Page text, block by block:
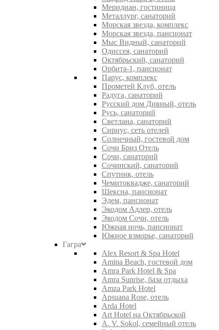
Меридиан, гостиница
Металлург, санаторий
Морская звезда, комплекс
Морская звезда, пансионат
Мыс Видный, санаторий
Одиссея, санаторий
Октябрьский, санаторий
Орбита-1, пансионат
Парус, комплекс
Прометей Клуб, отель
Радуга, санаторий
Русский дом Дивный, отель
Русь, санаторий
Светлана, санаторий
Сириус, сеть отелей
Солнечный, гостевой дом
Сочи Бриз Отель
Сочи, санаторий
Сочинский, санаторий
Спутник, отель
Чемитоквадже, санаторий
Шексна, пансионат
Эдем, пансионат
Экодом Адлер, отель
Экодом Сочи, отель
Южная ночь, пансионат
Южное взморье, санаторий
Гагра
Alex Resort & Spa Hotel
Amina Beach, гостевой дом
Amra Park Hotel & Spa
Amra Sunrise, база отдыха
Amza Park Hotel
Apsuana Rose, отель
Arda Hotel
Art Hotel на Октябрьской
A. V. Sokol, семейный отель